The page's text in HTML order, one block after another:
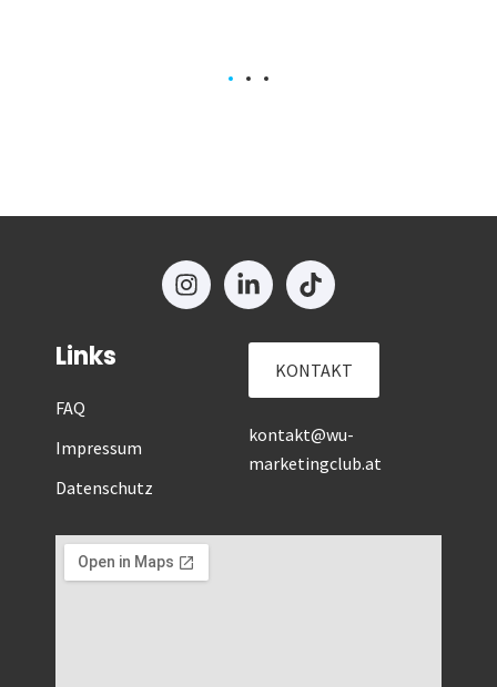
Links
FAQ
Impressum
Datenschutz
KONTAKT
kontakt@wu-
marketingclub.at